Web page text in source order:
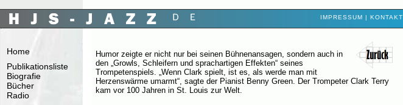
IMPRESSUM | KONTAKT
Home
Publikationsliste
Biografie
Bücher
Radio
Humor zeigte er nicht nur bei seinen Bühnenansagen, sondern auch in
den „Growls, Schleifern und sprachartigen Effekten“ seines
Trompetenspiels. „Wenn Clark spielt, ist es, als werde man mit
Herzenswärme umarmt“, sagte der Pianist Benny Green. Der Trompeter Clark Terry
kam vor 100 Jahren in St. Louis zur Welt.